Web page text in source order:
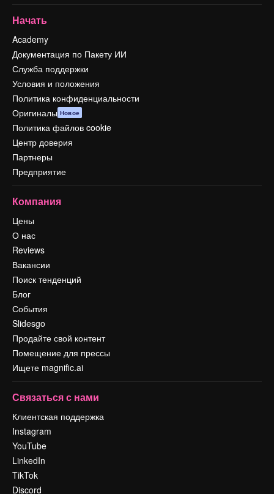
Начать
Academy
Документация по Пакету ИИ
Служба поддержки
Условия и положения
Политика конфиденциальности
Оригиналы Новое
Политика файлов cookie
Центр доверия
Партнеры
Предприятие
Компания
Цены
О нас
Reviews
Вакансии
Поиск тенденций
Блог
События
Slidesgo
Продайте свой контент
Помещение для прессы
Ищете magnific.ai
Связаться с нами
Клиентская поддержка
Instagram
YouTube
LinkedIn
TikTok
Discord